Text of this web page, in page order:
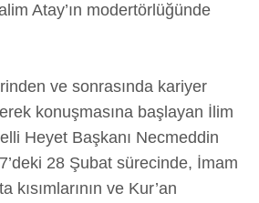
Atay’ın modertörlüğünde
ve sonrasında kariyer
konuşmasına başlayan İlim
Heyet Başkanı Necmeddin
28 Şubat sürecinde, İmam
kısımlarının ve Kur’an